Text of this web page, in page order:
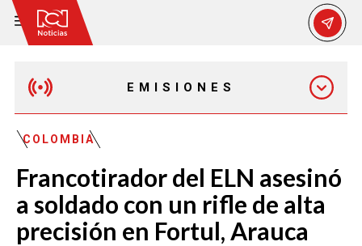
EMISIONES
EMISIÓN 12:30 PM
EMISIÓN 7:00 PM
COLOMBIA
Francotirador del ELN asesinó
a soldado con un rifle de alta
precisión en Fortul, Arauca